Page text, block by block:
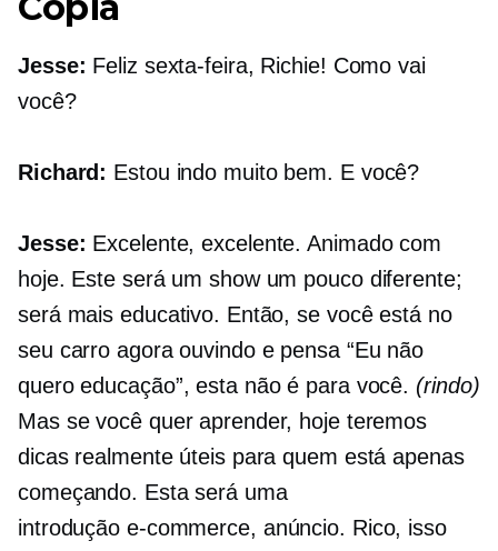
Jesse: Feliz sexta-feira, Richie! Como vai
você?
Richard: Estou indo muito bem. E você?
Jesse: Excelente, excelente. Animado com
hoje. Este será um show um pouco diferente;
será mais educativo. Então, se você está no
seu carro agora ouvindo e pensa “Eu não
quero educação”, esta não é para você. (rindo)
Mas se você quer aprender, hoje teremos
dicas realmente úteis para quem está apenas
começando. Esta será uma
introdução e-commerce, anúncio. Rico, isso